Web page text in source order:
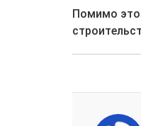
Помимо